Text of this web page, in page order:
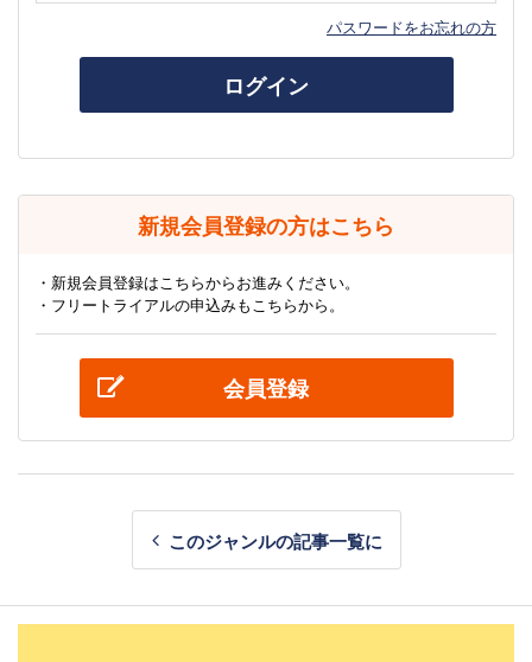
パスワードをお忘れの方
ログイン
新規会員登録の方はこちら
・新規会員登録はこちらからお進みください。
・フリートライアルの申込みもこちらから。
会員登録
このジャンルの記事一覧に